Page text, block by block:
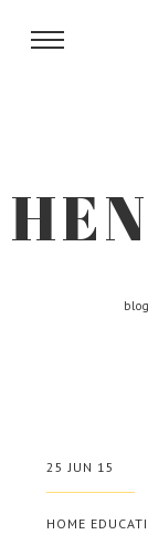
25 JUN 15
HOME